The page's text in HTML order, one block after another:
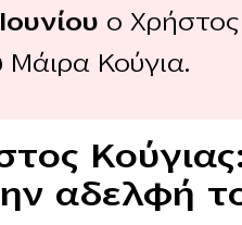
ο
Μάιρα Κούγια.
αδελφή